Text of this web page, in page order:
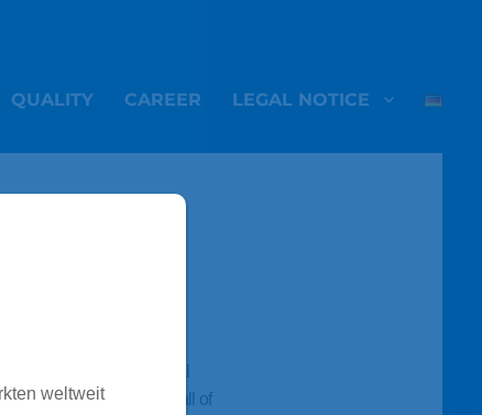
QUALITY CAREER LEGAL NOTICE
shock absorbers bring all of
weltweit